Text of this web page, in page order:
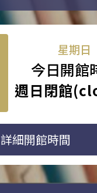
星期日
今日開館
週日閉館
詳細開館時間